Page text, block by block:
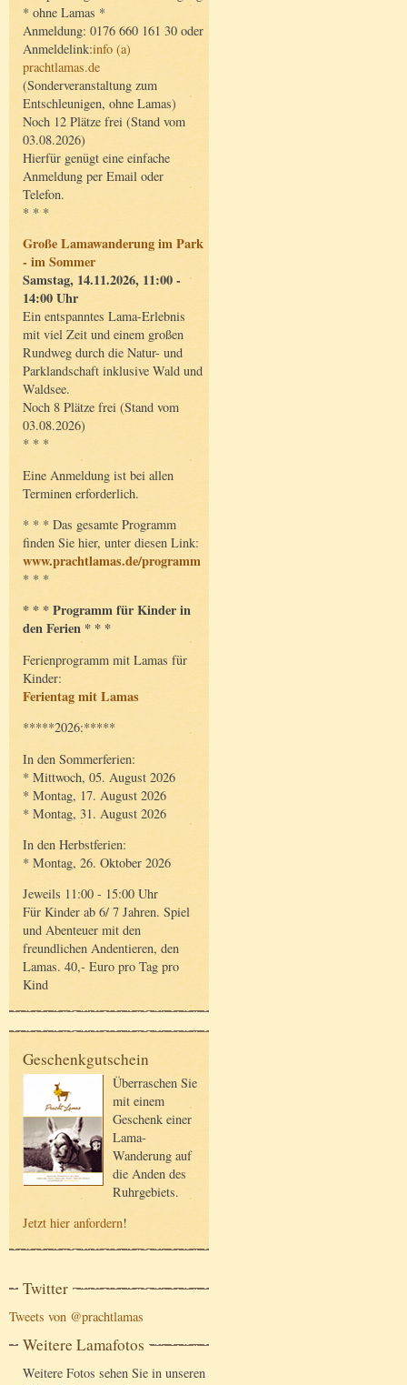
* ohne Lamas *
Anmeldung: 0176 660 161 30 oder
Anmeldelink:info (a)
prachtlamas.de
(Sonderveranstaltung zum
Entschleunigen, ohne Lamas)
Noch 12 Plätze frei (Stand vom
03.08.2026)
Hierfür genügt eine einfache
Anmeldung per Email oder
Telefon.
* * *
Große Lamawanderung im Park
- im Sommer
Samstag, 14.11.2026, 11:00 -
14:00 Uhr
Ein entspanntes Lama-Erlebnis
mit viel Zeit und einem großen
Rundweg durch die Natur- und
Parklandschaft inklusive Wald und
Waldsee.
Noch 8 Plätze frei (Stand vom
03.08.2026)
* * *
Eine Anmeldung ist bei allen
Terminen erforderlich.
* * * Das gesamte Programm
finden Sie hier, unter diesen Link:
www.prachtlamas.de/programm
* * *
* * * Programm für Kinder in
den Ferien * * *
Ferienprogramm mit Lamas für
Kinder:
Ferientag mit Lamas
*****2026:*****
In den Sommerferien:
* Mittwoch, 05. August 2026
* Montag, 17. August 2026
* Montag, 31. August 2026
In den Herbstferien:
* Montag, 26. Oktober 2026
Jeweils 11:00 - 15:00 Uhr
Für Kinder ab 6/ 7 Jahren. Spiel
und Abenteuer mit den
freundlichen Andentieren, den
Lamas. 40,- Euro pro Tag pro
Kind
Geschenkgutschein
Überraschen Sie
mit einem
Geschenk einer
Lama-
Wanderung auf
die Anden des
Ruhrgebiets.
Jetzt hier anfordern!
Twitter
Tweets von @prachtlamas
Weitere Lamafotos
Weitere Fotos sehen Sie in unseren